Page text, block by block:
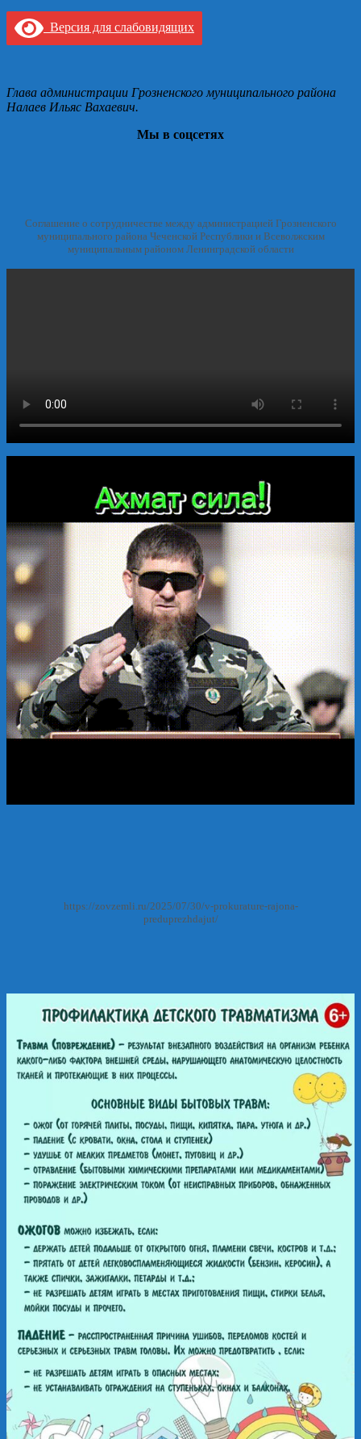
Версия для слабовидящих
Глава администрации Грозненского муниципального района
Налаев Ильяс Вахаевич.
Мы в соцсетях
Соглашение о сотрудничестве между администрацией Грозненского
муниципального района Чеченской Республики и Всеволжским
муниципальным районом Ленинградской области
https://zovzemli.ru/2025/07/30/v-prokurature-rajona-
preduprezhdajut/